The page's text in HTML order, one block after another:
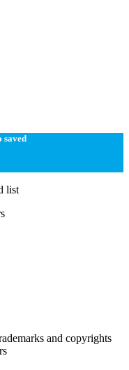
saved
list
and copyrights